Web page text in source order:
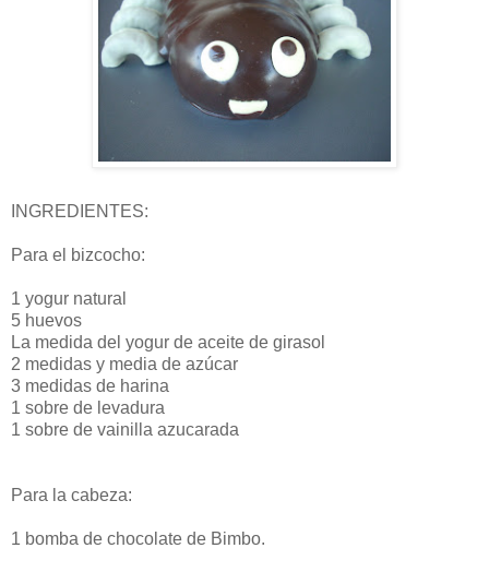
INGREDIENTES:
Para el bizcocho:
1 yogur natural
5 huevos
La medida del yogur de aceite de girasol
2 medidas y media de azúcar
3 medidas de harina
1 sobre de levadura
1 sobre de vainilla azucarada
Para la cabeza:
1 bomba de chocolate de Bimbo.